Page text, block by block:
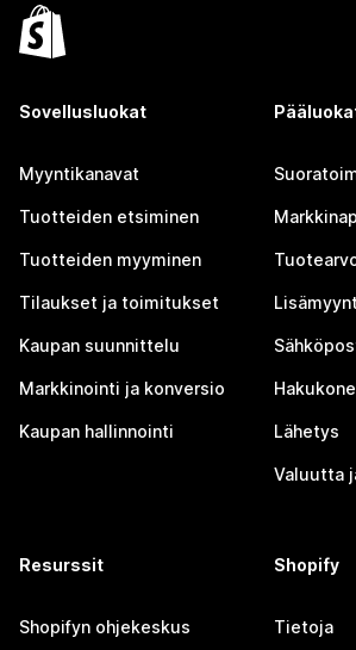
Sovellusluokat
Myyntikanavat
Tuotteiden etsiminen
Tuotteiden myyminen
Tilaukset ja toimitukset
Kaupan suunnittelu
Markkinointi ja konversio
Kaupan hallinnointi Lähetys
Valuutta
Resurssit
Shopifyn ohjekeskus
Shopify
Tietoja